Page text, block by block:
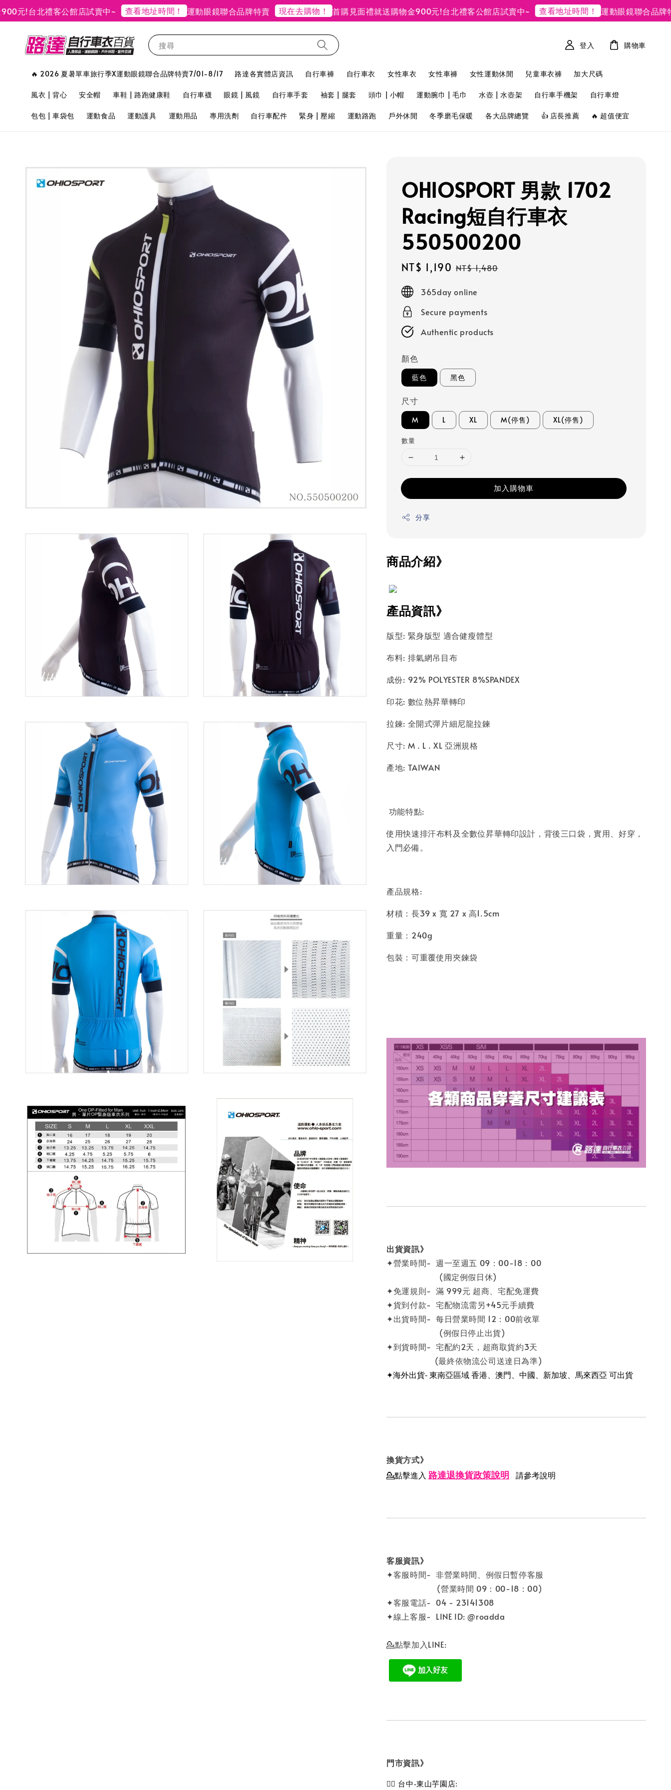
!台北禮客公館店試賣中~ 查看地址時間！ 運動眼鏡聯合品牌特賣 現在去購物！ 首購見面禮就送購物金900元!台北禮客公館店試賣中~ 查看地址時間！ 運動眼鏡聯合品牌特賣
搜尋
🔥 2026 夏暑單車旅行季X運動眼鏡聯合品牌特賣7/01-8/17 路達各實體店資訊 自行車褲 自行車衣 女性車衣 女性車褲 女性運動休閒 兒童車衣褲 加大尺碼
風衣 | 背心 安全帽 車鞋 | 路跑健康鞋 自行車襪 眼鏡 | 風鏡 自行車手套 袖套 | 腿套 頭巾 | 小帽 運動腕巾 | 毛巾 水壺 | 水壺架 自行車手機架 自行車燈
包包 | 車袋包 運動食品 運動護具 運動用品 專用洗劑 自行車配件 緊身 | 壓縮 運動路跑 戶外休閒 冬季磨毛保暖 各大品牌總覽 👍 店長推薦 🔥 超值便宜
登入 購物車
OHIOSPORT 男款 1702
Racing短自行車衣
550500200
Sale
price
NT$ 1,190 Regular
NT$ 1,480
365day online
Secure payments
Authentic products
顏色
藍色 黑色
尺寸
M L XL M(停售) XL(停售)
數量
加入購物車
分享
商品介紹》
產品資訊》
版型: 緊身版型 適合健瘦體型
布料: 排氣網吊目布
成份: 92% POLYESTER 8%SPANDEX
印花: 數位熱昇華轉印
拉鍊: 全開式彈片細尼龍拉鍊
尺寸: M . L . XL 亞洲規格
產地: TAIWAN
功能特點:
使用快速排汗布料及全數位昇華轉印設計，背後三口袋，實用、好穿，
入門必備。
產品規格:
材積：長39 x 寬 27 x 高1.5cm
重量：240g
包裝：可重覆使用夾鍊袋
出貨資訊》
✦營業時間- 週一至週五 09：00-18：00
(國定例假日休)
✦免運規則- 滿 999元 超商、宅配免運費
✦貨到付款- 宅配物流需另+45元手續費
✦出貨時間- 每日營業時間 12：00前收單
(例假日停止出貨)
✦到貨時間- 宅配約2天，超商取貨約3天
(最終依物流公司送達日為準)
✦海外出貨- 東南亞區域 香港、澳門、中國、新加坡、馬來西亞 可出貨
換貨方式》
💁點擊進入 路達退換貨政策說明 請參考說明
客服資訊》
✦客服時間- 非營業時間、例假日暫停客服
(營業時間 09：00-18：00)
✦客服電話- 04 - 23141308
✦線上客服- LINE ID: @roadda
💁點擊加入LINE:
門市資訊》
💁‍♀️ 台中-東山芋園店: